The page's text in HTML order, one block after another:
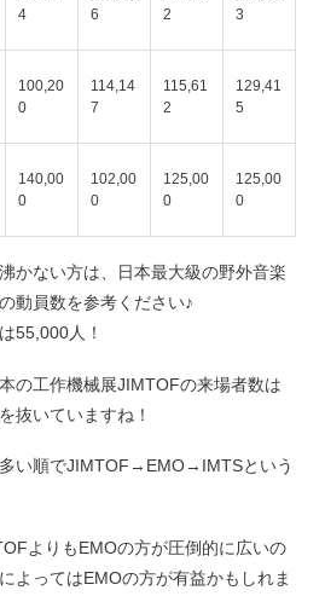
4
6
2
3
100,20
0
114,14
7
115,61
2
129,41
5
140,00
0
102,00
0
125,00
0
125,00
0
かない方は、日本最大級の野外音楽
動員数を参考ください♪
55,000人！
の工作機械展JIMTOFの来場者数は
抜いていますね！
い順でJIMTOF→EMO→IMTSという
よりもEMOの方が圧倒的に広いの
よってはEMOの方が有益かもしれま